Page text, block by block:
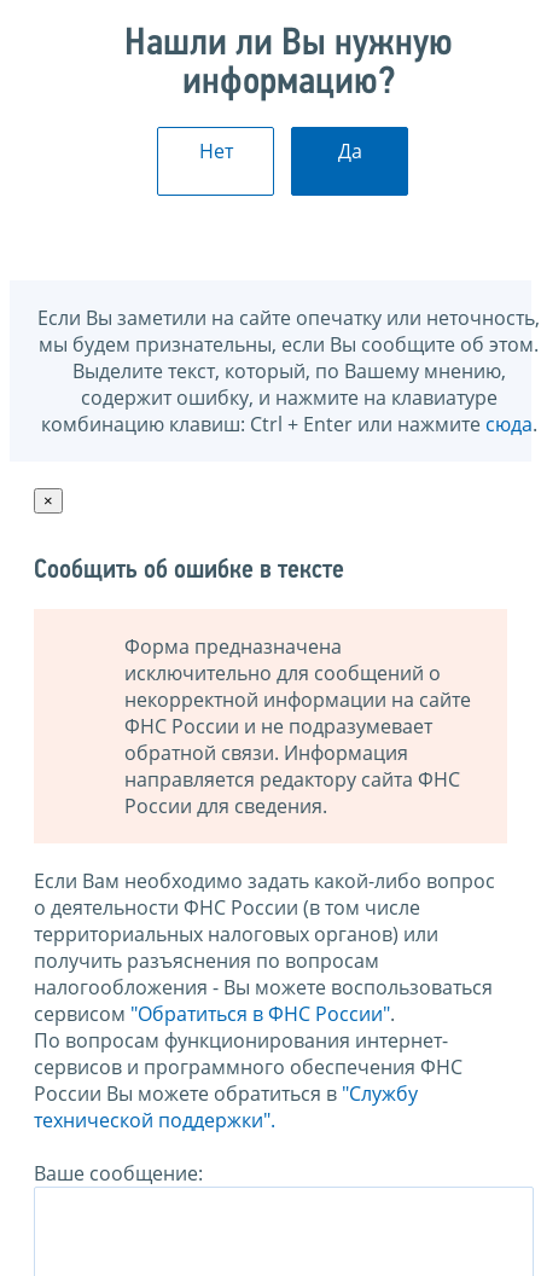
Нашли ли Вы нужную
информацию?
Нет Да
Если Вы заметили на сайте опечатку или неточность,
мы будем признательны, если Вы сообщите об этом.
Выделите текст, который, по Вашему мнению,
содержит ошибку, и нажмите на клавиатуре
комбинацию клавиш: Ctrl + Enter или нажмите сюда.
×
Сообщить об ошибке в тексте
Форма предназначена
исключительно для сообщений о
некорректной информации на сайте
ФНС России и не подразумевает
обратной связи. Информация
направляется редактору сайта ФНС
России для сведения.
Если Вам необходимо задать какой-либо вопрос
о деятельности ФНС России (в том числе
территориальных налоговых органов) или
получить разъяснения по вопросам
налогообложения - Вы можете воспользоваться
сервисом "Обратиться в ФНС России".
По вопросам функционирования интернет-
сервисов и программного обеспечения ФНС
России Вы можете обратиться в "Службу
технической поддержки".
Ваше сообщение: